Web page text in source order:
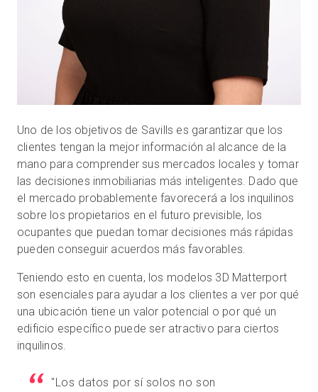
Uno de los objetivos de Savills es garantizar que los
clientes tengan la mejor información al alcance de la
mano para comprender sus mercados locales y tomar
las decisiones inmobiliarias más inteligentes. Dado que
el mercado probablemente favorecerá a los inquilinos
sobre los propietarios en el futuro previsible, los
ocupantes que puedan tomar decisiones más rápidas
pueden conseguir acuerdos más favorables.
Teniendo esto en cuenta, los modelos 3D Matterport
son esenciales para ayudar a los clientes a ver por qué
una ubicación tiene un valor potencial o por qué un
edificio específico puede ser atractivo para ciertos
inquilinos.
"Los datos por sí solos no son